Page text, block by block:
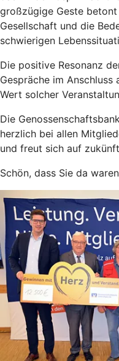
großzügige Geste
Gesellschaft und die
schwierigen
Die positive Resonanz
Gespräche im
Wert solcher
Die
herzlich bei allen
und freut sich auf
Schön, dass Sie da